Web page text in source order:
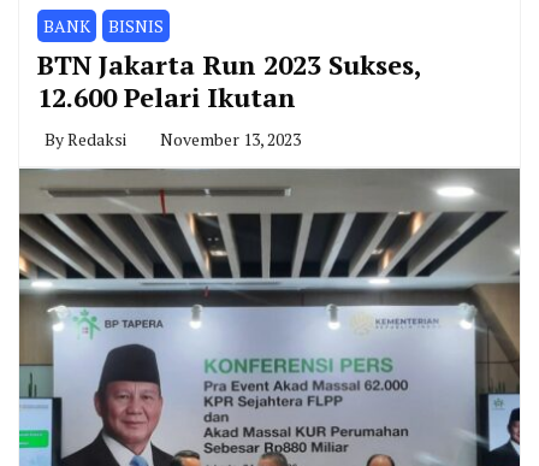
BANK BISNIS
BTN Jakarta Run 2023 Sukses,
12.600 Pelari Ikutan
ByRedaksi November 13, 2023